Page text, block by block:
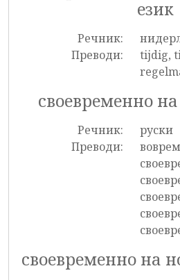
език
Речник:
Преводи:
tijdig,
своевременно
Речник:
руски
Преводи:
своевременно на